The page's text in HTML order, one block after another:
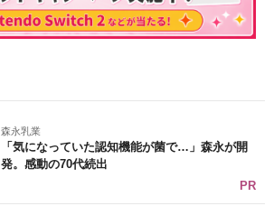
森永乳業
「気になっていた認知機能が菌で…」森永が開
発。感動の70代続出
PR